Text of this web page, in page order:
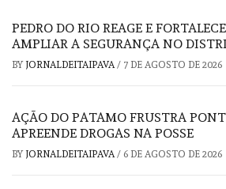
PEDRO DO RIO REAGE E
AMPLIAR A SEGURANÇA NO
BY JORNALDEITAIPAVA/ 7 DE AGOSTO DE 2026
AÇÃO DO PATAMO FRUSTRA
APREENDE DROGAS NA POSSE
BY JORNALDEITAIPAVA/ 6 DE AGOSTO DE 2026